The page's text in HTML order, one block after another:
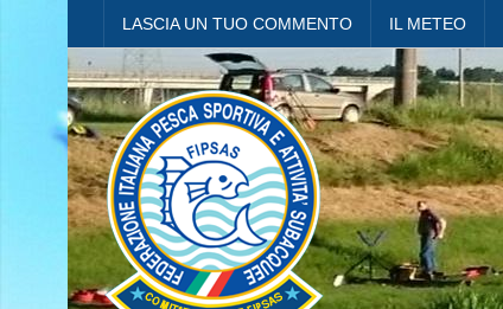
LASCIA UN TUO COMMENTO IL METEO